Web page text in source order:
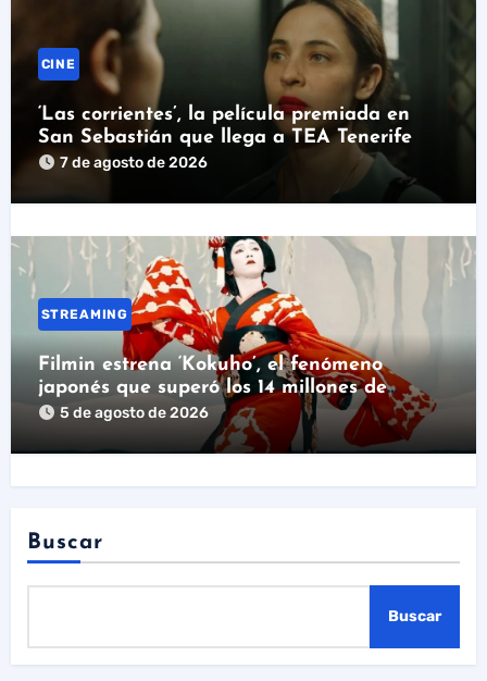
CINE
‘Las corrientes’, la película premiada en
San Sebastián que llega a TEA Tenerife
7 de agosto de 2026
STREAMING
Filmin estrena ‘Kokuho’, el fenómeno
japonés que superó los 14 millones de
espectadores
5 de agosto de 2026
Buscar
Buscar